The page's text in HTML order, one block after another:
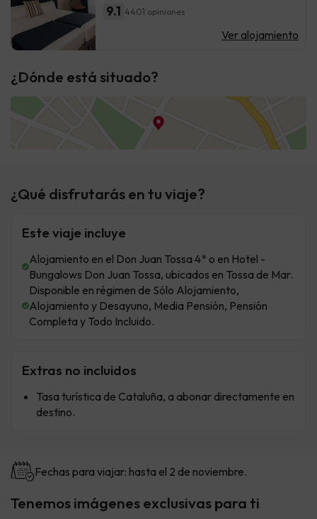
9.1 4401 opiniones
Ver alojamiento
¿Dónde está situado?
¿Qué disfrutarás en tu viaje?
Este viaje incluye
Alojamiento en el Don Juan Tossa 4* o en Hotel -
Bungalows Don Juan Tossa, ubicados en Tossa de Mar.
Disponible en régimen de Sólo Alojamiento,
Alojamiento y Desayuno, Media Pensión, Pensión
Completa y Todo Incluido.
Extras no incluidos
Tasa turística de Cataluña, a abonar directamente en
destino.
Fechas para viajar: hasta el 2 de noviembre.
Tenemos imágenes exclusivas para ti